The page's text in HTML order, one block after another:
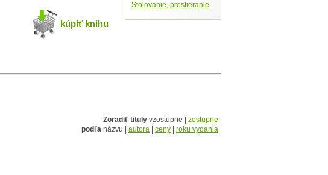
kúpiť knihu
Stolovanie, prestieranie
Zoradiť tituly vzostupne | zostupne
podľa názvu | autora ceny roku vydania